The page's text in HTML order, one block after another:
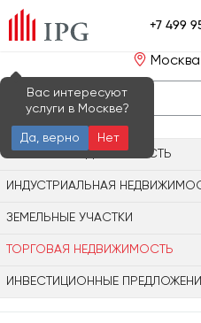
+7 499
Вас интересуют
услуги в Москве?
Да, верно
Нет
ОФИСНАЯ НЕДВИЖИМОСТЬ
ИНДУСТРИАЛЬНАЯ
ЗЕМЕЛЬНЫЕ УЧАСТКИ
ТОРГОВАЯ НЕДВИЖИМОСТЬ
ИНВЕСТИЦИОННЫЕ